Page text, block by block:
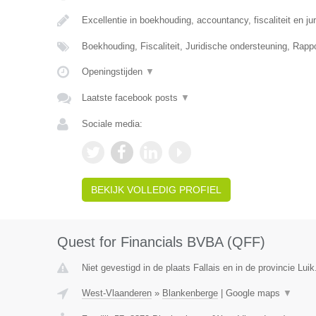
Excellentie in boekhouding, accountancy, fiscaliteit en
Boekhouding, Fiscaliteit, Juridische ondersteuning,
Openingstijden ▼
Laatste facebook posts ▼
Sociale media:
BEKIJK VOLLEDIG PROFIEL
Quest for Financials BVBA (QFF)
Niet gevestigd in de plaats Fallais en in de provincie Luik.
West-Vlaanderen» Blankenberge| Google maps ▼